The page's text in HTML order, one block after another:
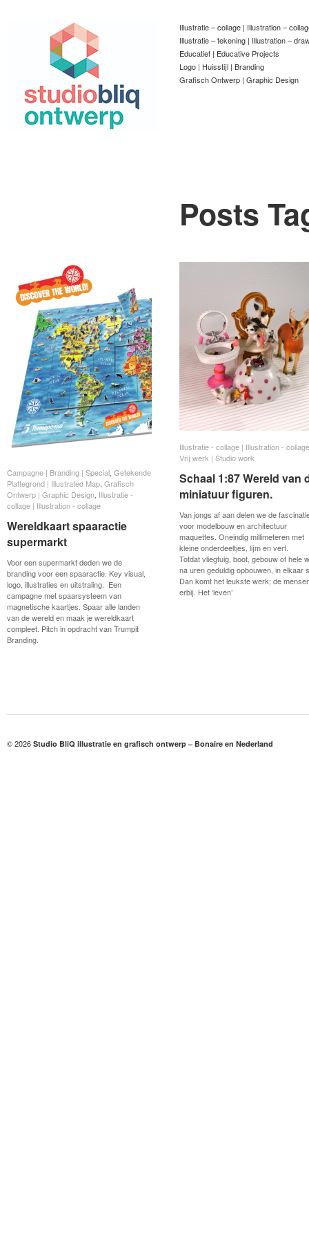
Illustratie – collage | Illustration –
Illustratie – tekening | Illustration –
Educatief | Educative Projects
Logo | Huisstijl | Branding
Grafisch Ontwerp | Graphic Design
Posts
Campagne | Branding | Special Getekende
Plattegrond | Illustrated Map Grafisch
Ontwerp | Graphic Design Illustratie -
collage | Illustration - collage
Wereldkaart spaaractie
supermarkt
Voor een supermarkt deden we de
branding voor een spaaractie. Key visual,
logo, illustraties en uitstraling. Een
campagne met spaarsysteem van
magnetische kaartjes. Spaar alle landen
van de wereld en maak je wereldkaart
compleet. Pitch in opdracht van Trumpit
Branding.
Campagne | Branding | Special Getekende
Plattegrond | Illustrated Map Grafisch
Ontwerp | Graphic Design Illustratie -
collage | Illustration - collage
Wereldkaart spaaractie
supermarkt
Illustratie - collage | Illustration - collage
Vrij werk | Studio work
Schaal 1:87 Wereld van
miniatuur figuren.
Van jongs af aan delen we de
voor modelbouw en architectuur
maquettes. Oneindig millimeteren met
kleine onderdeeltjes, lijm en verf.
Totdat vliegtuig, boot, gebouw of hele
na uren geduldig opbouwen, in elkaar
Dan komt het leukste werk; de
erbij. Het ‘leven’
Illustratie - collage | Illustration - collage
Vrij werk | Studio work
Schaal 1:87 Wereld van
miniatuur figuren.
© 2026 Studio BliQ illustratie en grafisch ontwerp – Bonaire en Nederland